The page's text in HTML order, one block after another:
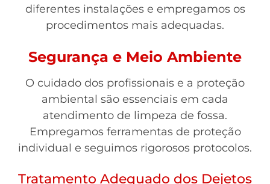
diferentes instalações e empregamos os
procedimentos mais adequadas.
Segurança e Meio Ambiente
O cuidado dos profissionais e a proteção
ambiental são essenciais em cada
atendimento de limpeza de fossa.
Empregamos ferramentas de proteção
individual e seguimos rigorosos protocolos.
Tratamento Adequado dos Dejetos